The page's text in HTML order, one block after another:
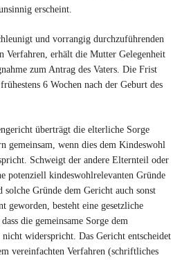
erscheint.
und vorrangig durchzuführenden
Verfahren, erhält die Mutter Gelegenheit
zum Antrag des Vaters. Die Frist
6 Wochen nach der Geburt des
überträgt die elterliche Sorge
gemeinsam, wenn dies dem Kindeswohl
Schweigt der andere Elternteil oder
potenziell kindeswohlrelevanten Gründe
solche Gründe dem Gericht auch sonst
geworden, besteht eine gesetzliche
die gemeinsame Sorge dem
widerspricht. Das Gericht entscheidet
vereinfachten Verfahren (schriftliches